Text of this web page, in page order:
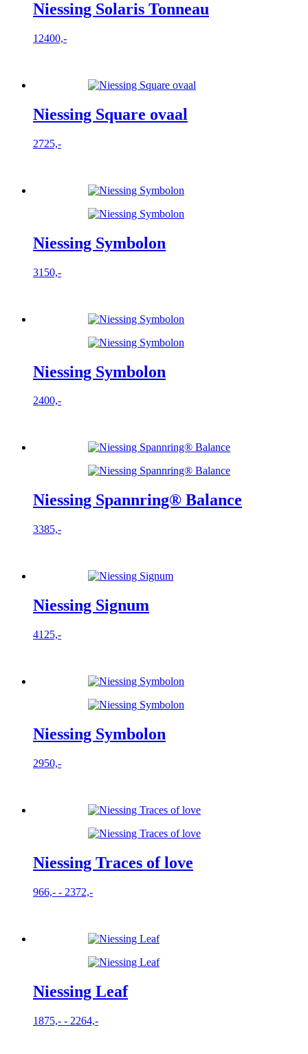
Niessing Solaris Tonneau
12400,-
Niessing Square ovaal
2725,-
Niessing Symbolon
3150,-
Niessing Symbolon
2400,-
Niessing Spannring® Balance
3385,-
Niessing Signum
4125,-
Niessing Symbolon
2950,-
Niessing Traces of love
966,- - 2372,-Prijsklasse:
Niessing Leaf
1875,- - 2264,-Prijsklasse: